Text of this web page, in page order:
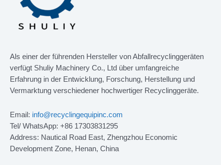
Als einer der führenden Hersteller von Abfallrecyclinggeräten
verfügt Shuliy Machinery Co., Ltd über umfangreiche
Erfahrung in der Entwicklung, Forschung, Herstellung und
Vermarktung verschiedener hochwertiger Recyclinggeräte.
Email: info@recyclingequipinc.com
Tel/ WhatsApp: +86 17303831295
Address: Nautical Road East, Zhengzhou Economic
Development Zone, Henan, China